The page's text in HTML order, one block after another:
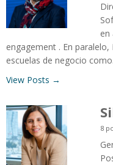
en
engagement . En
escuelas de negocio
View Posts →
8